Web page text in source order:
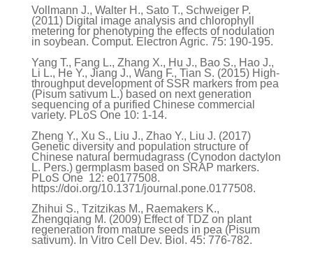
Vollmann J., Walter H., Sato T., Schweiger P.
(2011) Digital image analysis and chlorophyll
metering for phenotyping the effects of nodulation
in soybean. Comput. Electron Agric. 75: 190-195.
Yang T., Fang L., Zhang X., Hu J., Bao S., Hao J.,
Li L., He Y., Jiang J., Wang F., Tian S. (2015) High-
throughput development of SSR markers from pea
(Pisum sativum L.) based on next generation
sequencing of a purified Chinese commercial
variety. PLoS One 10: 1-14.
Zheng Y., Xu S., Liu J., Zhao Y., Liu J. (2017)
Genetic diversity and population structure of
Chinese natural bermudagrass (Cynodon dactylon
L. Pers.) germplasm based on SRAP markers.
PLoS One 12: e0177508.
https://doi.org/10.1371/journal.pone.0177508.
Zhihui S., Tzitzikas M., Raemakers K.,
Zhengqiang M. (2009) Effect of TDZ on plant
regeneration from mature seeds in pea (Pisum
sativum). In Vitro Cell Dev. Biol. 45: 776-782.